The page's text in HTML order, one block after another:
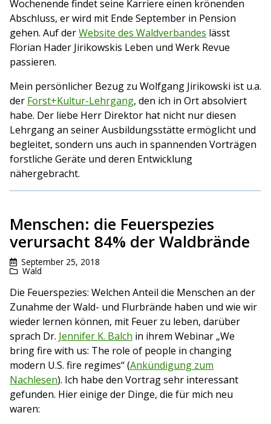
Wochenende findet seine Karriere einen krönenden
Abschluss, er wird mit Ende September in Pension
gehen. Auf derWebsite des Waldverbandes lässt
Florian Hader Jirikowskis Leben und Werk Revue
passieren.
Mein persönlicher Bezug zu Wolfgang Jirikowski ist u.a.
der Forst+Kultur-Lehrgang, den ich in Ort absolviert
habe. Der liebe Herr Direktor hat nicht nur diesen
Lehrgang an seiner Ausbildungsstätte ermöglicht und
begleitet, sondern uns auch in spannenden Vorträgen
forstliche Geräte und deren Entwicklung
nähergebracht.
Menschen: die Feuerspezies
verursacht 84% der Waldbrände
September 25, 2018
Wald
Die Feuerspezies: Welchen Anteil die Menschen an der
Zunahme der Wald- und Flurbrände haben und wie wir
wieder lernen können, mit Feuer zu leben, darüber
sprach Dr. Jennifer K. Balch in ihrem Webinar „We
bring fire with us: The role of people in changing
modern U.S. fire regimes“ (Ankündigung zum
Nachlesen). Ich habe den Vortrag sehr interessant
gefunden. Hier einige der Dinge, die für mich neu
waren: